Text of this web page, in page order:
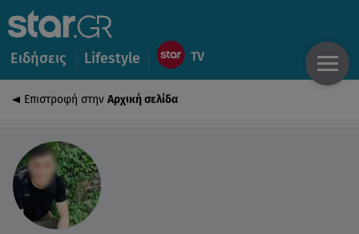
Ειδήσεις Lifestyle
Επιστροφή στην Αρχική σελίδα